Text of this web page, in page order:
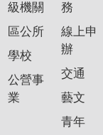
級機關
區公所
學校
公營事
業
務
線上申
辦
交通
藝文
青年